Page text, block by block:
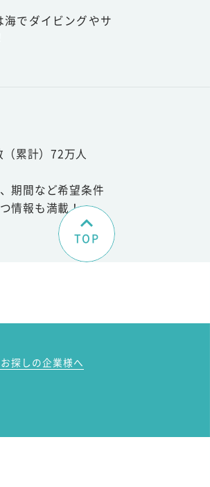
でダイビングやサ
累計）72万人
期間など希望条件
情報も満載！
TOP
探しの企業様へ